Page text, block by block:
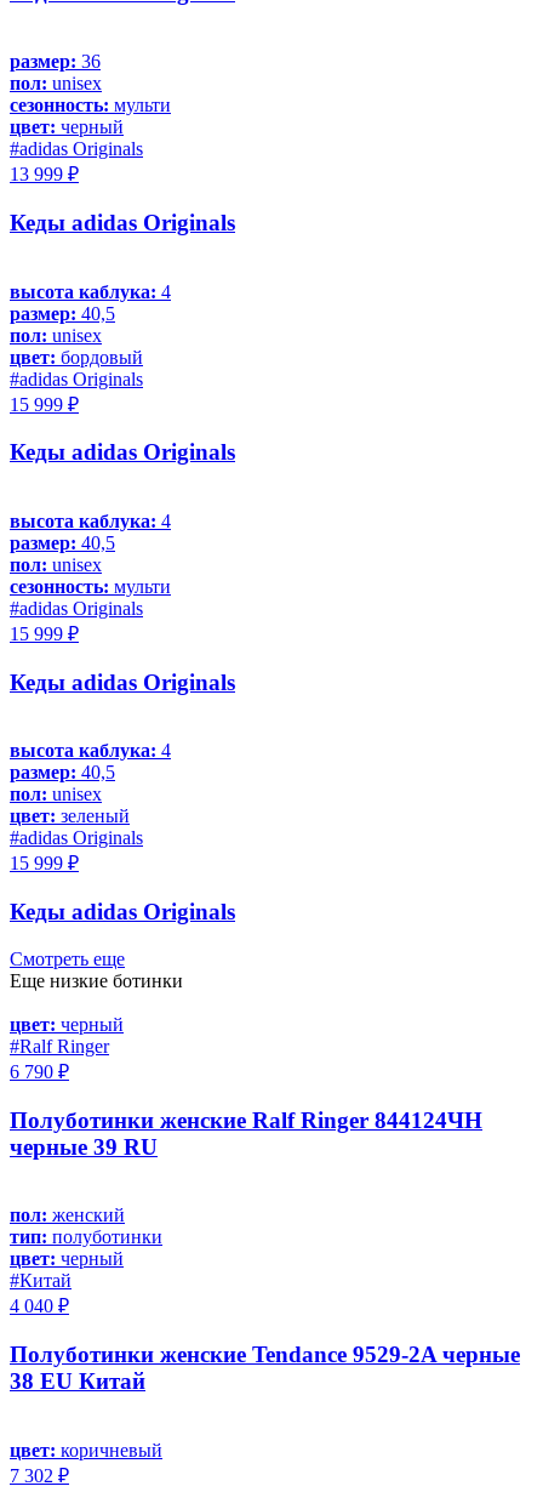
размер: 36
пол: unisex
сезонность: мульти
цвет: черный
#adidas Originals
13 999 ₽
Кеды adidas Originals
высота каблука: 4
размер: 40,5
пол: unisex
цвет: бордовый
#adidas Originals
15 999 ₽
Кеды adidas Originals
высота каблука: 4
размер: 40,5
пол: unisex
сезонность: мульти
#adidas Originals
15 999 ₽
Кеды adidas Originals
высота каблука: 4
размер: 40,5
пол: unisex
цвет: зеленый
#adidas Originals
15 999 ₽
Кеды adidas Originals
Смотреть еще
Еще низкие ботинки
цвет: черный
#Ralf Ringer
6 790 ₽
Полуботинки женские Ralf Ringer 844124ЧН
черные 39 RU
пол: женский
тип: полуботинки
цвет: черный
#Китай
4 040 ₽
Полуботинки женские Tendance 9529-2A черные
38 EU Китай
цвет: коричневый
7 302 ₽